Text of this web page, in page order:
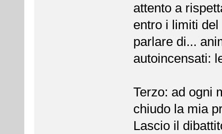
attento a
entro i limiti
parlare di...
autoincensati:
Terzo: ad ogni
chiudo la mia
Lascio il